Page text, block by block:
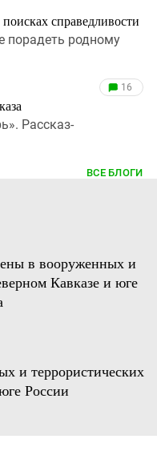
справедливости
порадеть родному
16
Рассказ-
ВСЕ БЛОГИ
в вооруженных и
Кавказе и юге
и террористических
России